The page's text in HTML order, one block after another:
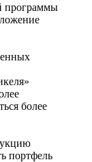
программы
более
портфель